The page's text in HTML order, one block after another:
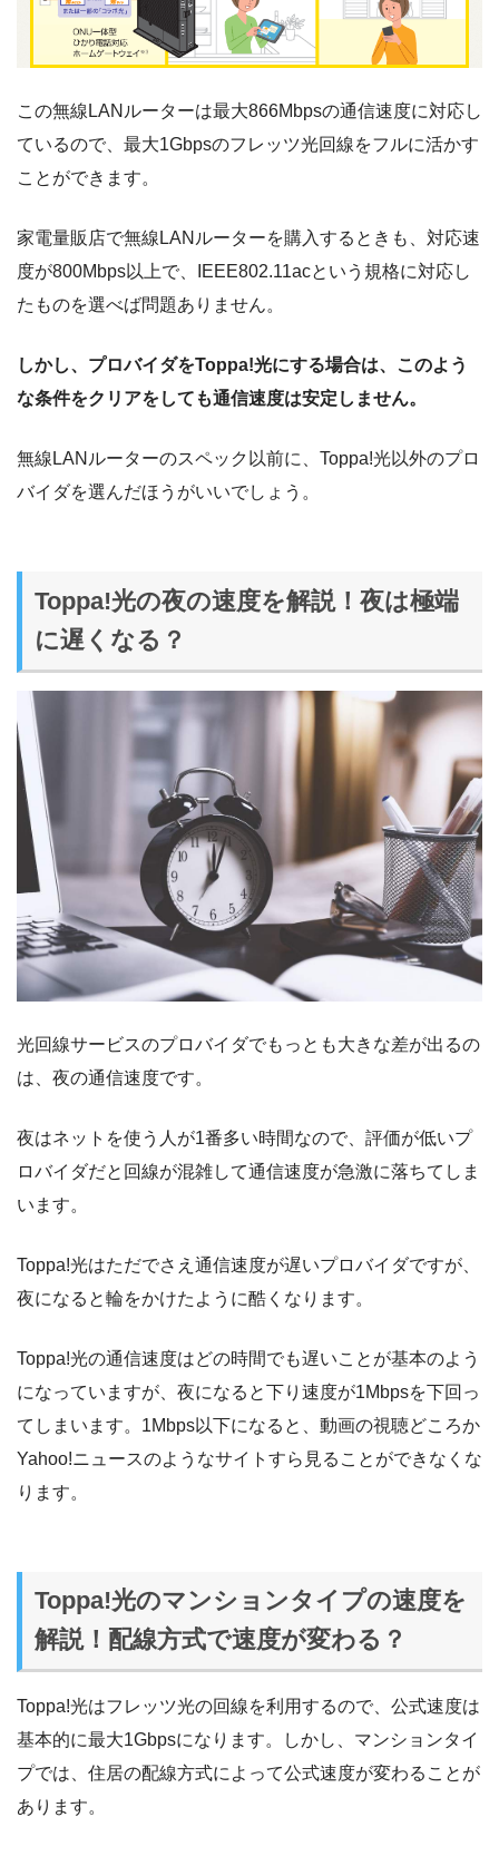
この無線LANルーターは最大866Mbpsの通信速度に対応し
ているので、最大1Gbpsのフレッツ光回線をフルに活かす
ことができます。
家電量販店で無線LANルーターを購入するときも、対応速
度が800Mbps以上で、IEEE802.11acという規格に対応し
たものを選べば問題ありません。
しかし、プロバイダをToppa!光にする場合は、このよう
な条件をクリアをしても通信速度は安定しません。
無線LANルーターのスペック以前に、Toppa!光以外のプロ
バイダを選んだほうがいいでしょう。
Toppa!光の夜の速度を解説！夜は極端
に遅くなる？
光回線サービスのプロバイダでもっとも大きな差が出るの
は、夜の通信速度です。
夜はネットを使う人が1番多い時間なので、評価が低いプ
ロバイダだと回線が混雑して通信速度が急激に落ちてしま
います。
Toppa!光はただでさえ通信速度が遅いプロバイダですが、
夜になると輪をかけたように酷くなります。
Toppa!光の通信速度はどの時間でも遅いことが基本のよう
になっていますが、夜になると下り速度が1Mbpsを下回っ
てしまいます。1Mbps以下になると、動画の視聴どころか
Yahoo!ニュースのようなサイトすら見ることができなくな
ります。
Toppa!光のマンションタイプの速度を
解説！配線方式で速度が変わる？
Toppa!光はフレッツ光の回線を利用するので、公式速度は
基本的に最大1Gbpsになります。しかし、マンションタイ
プでは、住居の配線方式によって公式速度が変わることが
あります。